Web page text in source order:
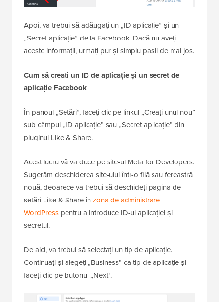
Apoi, va trebui să adăugați un „ID aplicație” și un
„Secret aplicație” de la Facebook. Dacă nu aveți
aceste informații, urmați pur și simplu pașii de mai jos.
Cum să creați un ID de aplicație și un secret de
aplicație Facebook
În panoul „Setări”, faceți clic pe linkul „Creați unul nou”
sub câmpul „ID aplicație” sau „Secret aplicație” din
pluginul Like & Share.
Acest lucru vă va duce pe site-ul Meta for Developers.
Sugerăm deschiderea site-ului într-o filă sau fereastră
nouă, deoarece va trebui să deschideți pagina de
setări Like & Share în zona de administrare
WordPress pentru a introduce ID-ul aplicației și
secretul.
De aici, va trebui să selectați un tip de aplicație.
Continuați și alegeți „Business” ca tip de aplicație și
faceți clic pe butonul „Next”.